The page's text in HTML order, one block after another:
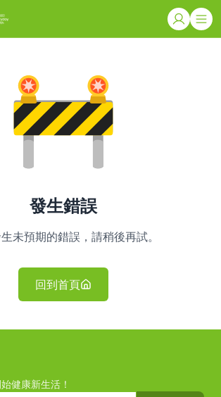
發生錯誤
未預期的錯誤，請稍後再試。
回到首頁
健康新生活！